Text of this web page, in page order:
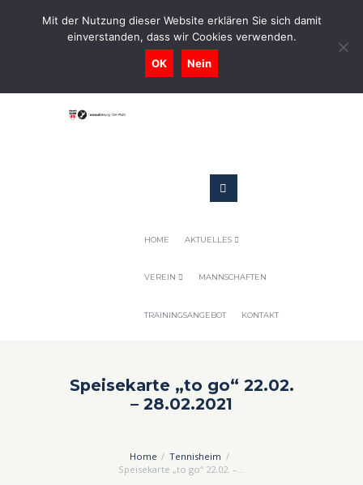
0731-9716400
Geschaeftsstelle@tennis-tsv-pfuhl.de
HOME AKTUELLES
VEREIN MANNSCHAFTEN
TRAININGSANGEBOT KONTAKT
Speisekarte „to go“ 22.02.
– 28.02.2021
Home
Tennisheim
Speisekarte „to go“ 22.02. –...
Mit der Nutzung dieser Website erklären Sie sich damit
einverstanden, dass wir Cookies verwenden.
OK Nein